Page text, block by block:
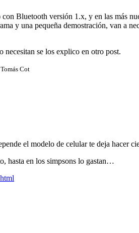
Bluetooth versión 1.x, y en las más
y una pequeña demostración, van a
necesitan se los explico en otro post.
Tomás Cot
el modelo de celular te deja hacer
hasta en los simpsons lo gastan…